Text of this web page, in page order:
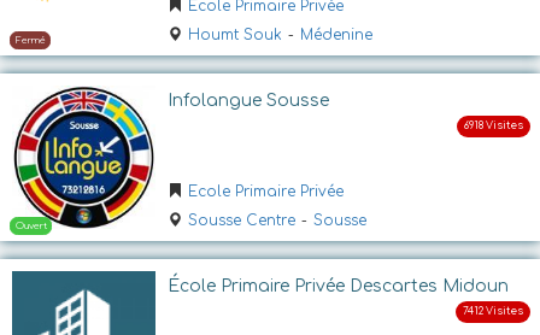
Ecole Primaire Privée
Houmt Souk - Médenine
Infolangue Sousse
Ecole Primaire Privée
Sousse Centre - Sousse
École Primaire Privée Descartes Midoun